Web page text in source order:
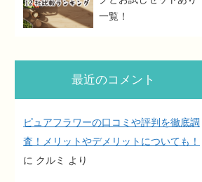
一覧！
最近のコメント
ピュアフラワーの口コミや評判を徹底調
査！メリットやデメリットについても！
に クルミ より